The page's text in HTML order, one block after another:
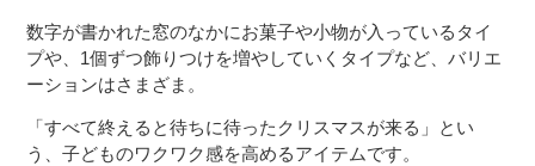
数字が書かれた窓のなかにお菓子や小物が入っているタイ
プや、1個ずつ飾りつけを増やしていくタイプなど、バリエ
ーションはさまざま。
「すべて終えると待ちに待ったクリスマスが来る」とい
う、子どものワクワク感を高めるアイテムです。